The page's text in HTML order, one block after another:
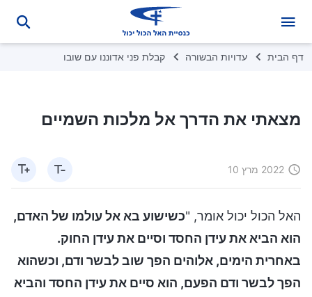
דף הבית עדויות הבשורה קבלת פני אדוננו עם שובו
מצאתי את הדרך אל מלכות השמיים
2022 מרץ 10
האל הכול יכול אומר, "כשישוע בא אל עולמו של האדם,
הוא הביא את עידן החסד וסיים את עידן החוק.
באחרית הימים, אלוהים הפך שוב לבשר ודם, וכשהוא
הפך לבשר ודם הפעם, הוא סיים את עידן החסד והביא